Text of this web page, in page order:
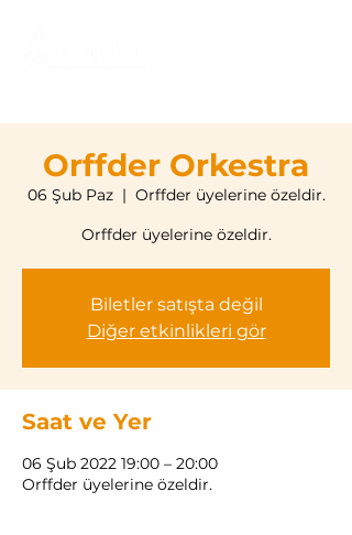
Orffder Orkestra
06 Şub Paz
  |
Orffder üyelerine özeldir.
Orffder üyelerine özeldir.
Biletler satışta değil
Diğer etkinlikleri gör
Saat ve Yer
06 Şub 2022 19:00 – 20:00
Orffder üyelerine özeldir.